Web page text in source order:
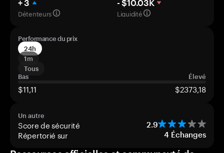
+ 3
Détenteurs
- $10.03K
Liquidité
Performance du prix
24h
1m
Tous
Bas
Élevé
$11,11 $2373,18
Un autre
Score de sécurité 2.9
Répertorié sur 4 Échanges